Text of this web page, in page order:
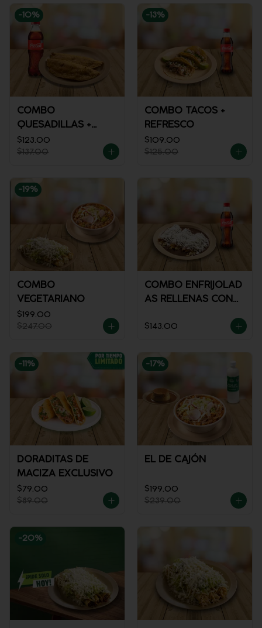
-10%
COMBO
QUESADILLAS +
REFRESCO
$123.00
$137.00
-13%
COMBO TACOS +
REFRESCO
$109.00
$125.00
-19%
COMBO
VEGETARIANO
$199.00
$247.00
COMBO ENFRIJOLAD
AS RELLENAS CON
$143.00
-11 %
DORADITAS DE
MACIZA EXCLUSIVO
$79.00
$89.00
-17%
EL DE CAJÓN
$199.00
$239.00
-20%